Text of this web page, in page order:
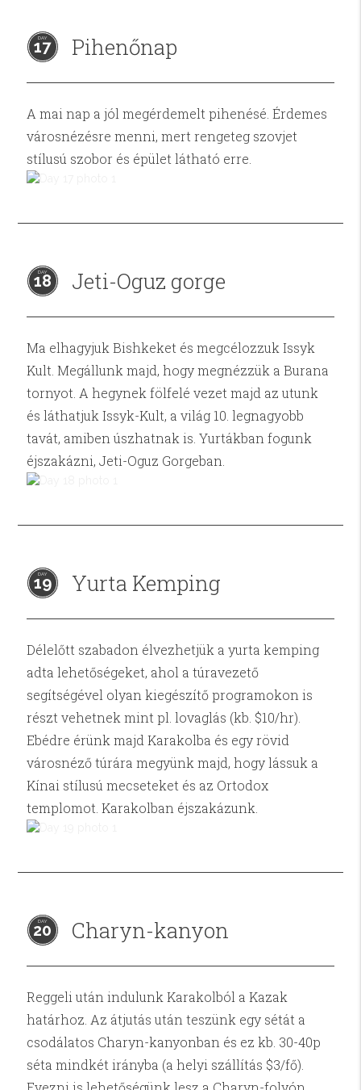
17 Pihenőnap
A mai nap a jól megérdemelt pihenésé. Érdemes
városnézésre menni, mert rengeteg szovjet
stílusú szobor és épület látható erre.
18 Jeti-Oguz gorge
Ma elhagyjuk Bishkeket és megcélozzuk Issyk
Kult. Megállunk majd, hogy megnézzük a Burana
tornyot. A hegynek fölfelé vezet majd az utunk
és láthatjuk Issyk-Kult, a világ 10. legnagyobb
tavát, amiben úszhatnak is. Yurtákban fogunk
éjszakázni, Jeti-Oguz Gorgeban.
19 Yurta Kemping
Délelőtt szabadon élvezhetjük a yurta kemping
adta lehetőségeket, ahol a túravezető
segítségével olyan kiegészítő programokon is
részt vehetnek mint pl. lovaglás (kb. $10/hr).
Ebédre érünk majd Karakolba és egy rövid
városnéző túrára megyünk majd, hogy lássuk a
Kínai stílusú mecseteket és az Ortodox
templomot. Karakolban éjszakázunk.
20 Charyn-kanyon
Reggeli után indulunk Karakolból a Kazak
határhoz. Az átjutás után teszünk egy sétát a
csodálatos Charyn-kanyonban és ez kb. 30-40p
séta mindkét irányba (a helyi szállítás $3/fő).